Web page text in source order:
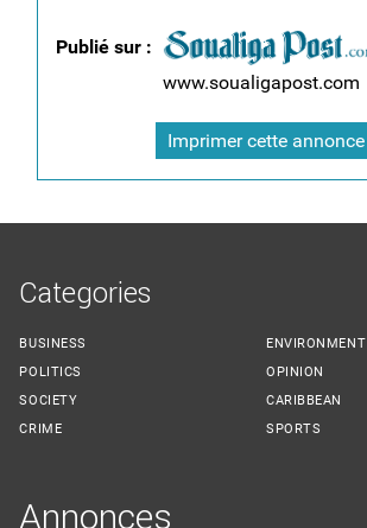
Publié sur :
www.soualigapost.com
Imprimer cette annonce
Categories
BUSINESS
POLITICS
SOCIETY
CRIME
ENVIRONMENT
OPINION
CARIBBEAN
SPORTS
Annonces